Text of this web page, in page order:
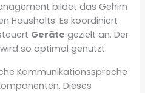
bildet das Gehirn
Haushalts. Es koordiniert
Geräte gezielt an. Der
wird so optimal genutzt.
Kommunikationssprache
Dieses